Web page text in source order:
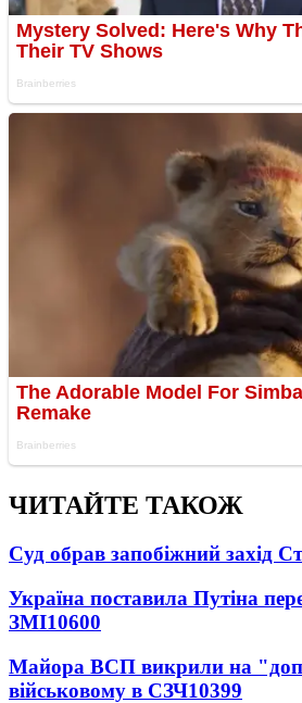
ЧИТАЙТЕ ТАКОЖ
Суд обрав запобіжний захід
Україна поставила Путіна
ЗМІ10600
Майора ВСП викрили на
військовому в СЗЧ10399